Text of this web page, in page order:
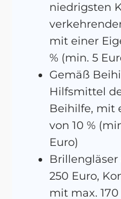
niedrigsten
mit einer
% (min. 5
Gemäß
Hilfsmittel
Beihilfe, mit
von 10 %
Euro)
Brillengläser
250 Euro,
mit max.